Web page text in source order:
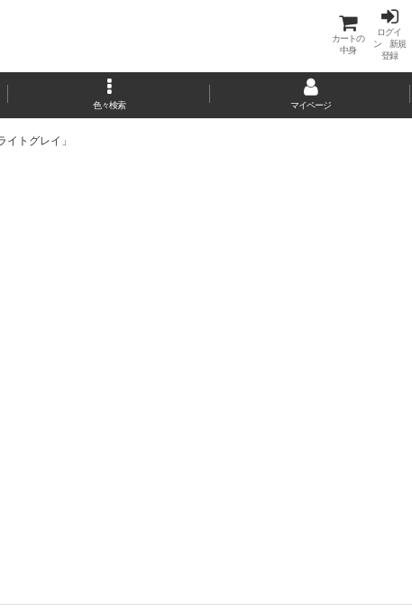
カートの
中身
ログイ
ン 新規
登録
色々検索 マイページ
トグレイ」